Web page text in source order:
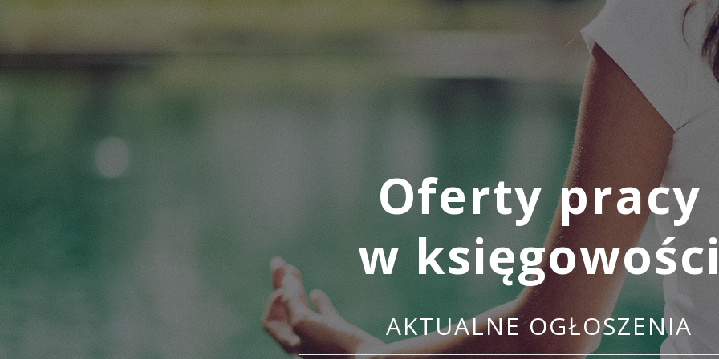
Oferty pracy
w
AKTUALNE OGŁOSZENIA